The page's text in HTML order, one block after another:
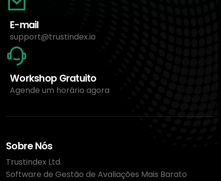
E-mail
support@trustindex.io
Workshop Gratuito
Agende um horário agora
Sobre Nós
Trustindex Ltd.
Software de Gestão de Avaliações Mais Barato